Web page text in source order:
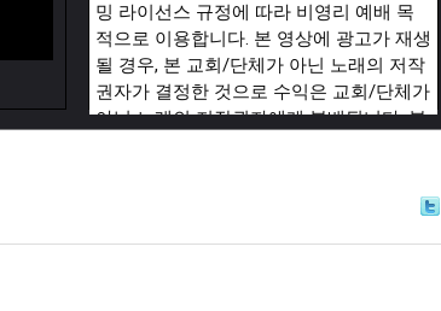
밍 라이선스 규정에 따라 비영리 예배 목
적으로 이용합니다. 본 영상에 광고가 재생
될 경우, 본 교회/단체가 아닌 노래의 저작
권자가 결정한 것으로 수익은 교회/단체가
아닌 노래의 저작권자에게 분배됩니다. 본
itte